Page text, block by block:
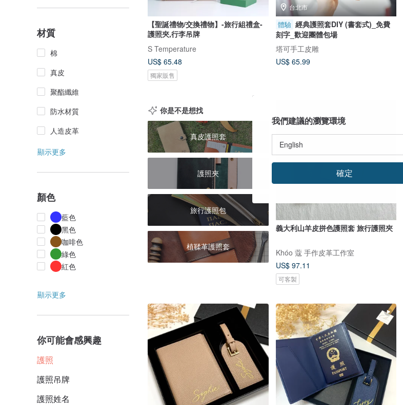
材質
棉
真皮
聚酯纖維
防水材質
人造皮革
顯示更多
顏色
藍色
黑色
咖啡色
綠色
紅色
顯示更多
你可能會感興趣
護照
護照吊牌
護照姓名
【聖誕禮物/交換禮物】-旅行組禮盒-
護照夾,行李吊牌
S Temperature
US$ 65.48
獨家販售
台北市
體驗 經典護照套DIY (書套式)_免費
刻字_歡迎團體包場
塔可手工皮雕
US$ 65.99
你是不是想找
真皮護照套
護照夾
旅行護照包
植鞣革護照套
義大利山羊皮拼色護照套 旅行護照夾
Khóo 蔻 手作皮革工作室
US$ 97.11
可客製
我們建議的瀏覽環境
確定